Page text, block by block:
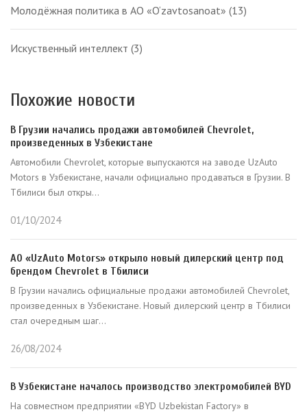
Молодёжная политика в АО «O‘zavtosanoat» (13)
Искуственный интеллект (3)
Похожие новости
В Грузии начались продажи автомобилей Chevrolet,
произведенных в Узбекистане
Автомобили Chevrolet, которые выпускаются на заводе UzAuto
Motors в Узбекистане, начали официально продаваться в Грузии. В
Тбилиси был откры...
01/10/2024
АО «UzAuto Motors» открыло новый дилерский центр под
брендом Chevrolet в Тбилиси
В Грузии начались официальные продажи автомобилей Chevrolet,
произведенных в Узбекистане. Новый дилерский центр в Тбилиси
стал очередным шаг...
26/08/2024
В Узбекистане началось производство электромобилей BYD
На совместном предприятии «BYD Uzbekistan Factory» в